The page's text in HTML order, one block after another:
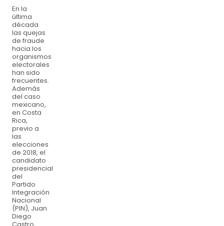
En la
última
década
las quejas
de fraude
hacia los
organismos
electorales
han sido
frecuentes.
Además
del caso
mexicano,
en Costa
Rica,
previo a
las
elecciones
de 2018, el
candidato
presidencial
del
Partido
Integración
Nacional
(PIN), Juan
Diego